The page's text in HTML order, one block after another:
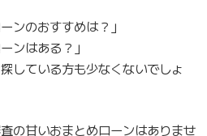
ンのおすすめは？」
ンはある？」
している方も少なくないでしょ
の甘いおまとめローンはありませ